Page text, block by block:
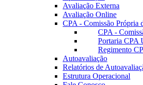
Avaliação Externa
Avaliação Online
CPA - Comissão Própria
CPA -
Portaria CPA
Regimento
Autoavaliação
Relatórios de
Estrutura Operacional